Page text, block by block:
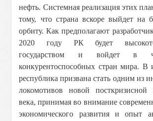
нефть. Системная реализация этих
тому, что страна вскоре выйдет на
орбиту. Как предполагают
2020 году РК будет
государством и войдет в
конкурентоспособных стран мира. В
республика призвана стать одним из
локомотивов новой посткризисной
века, принимая во внимание
экономического развития и опыт